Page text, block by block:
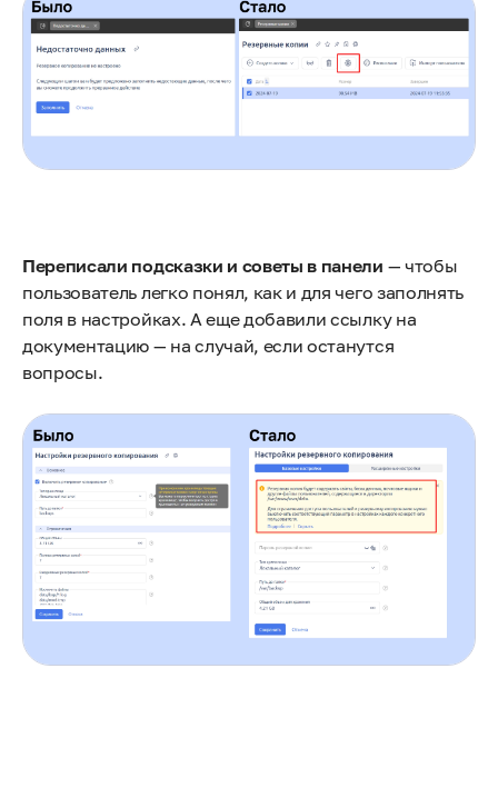
Переписали подсказки и советы в панели — чтобы
пользователь легко понял, как и для чего заполнять
поля в настройках. А еще добавили ссылку на
документацию — на случай, если останутся
вопросы.